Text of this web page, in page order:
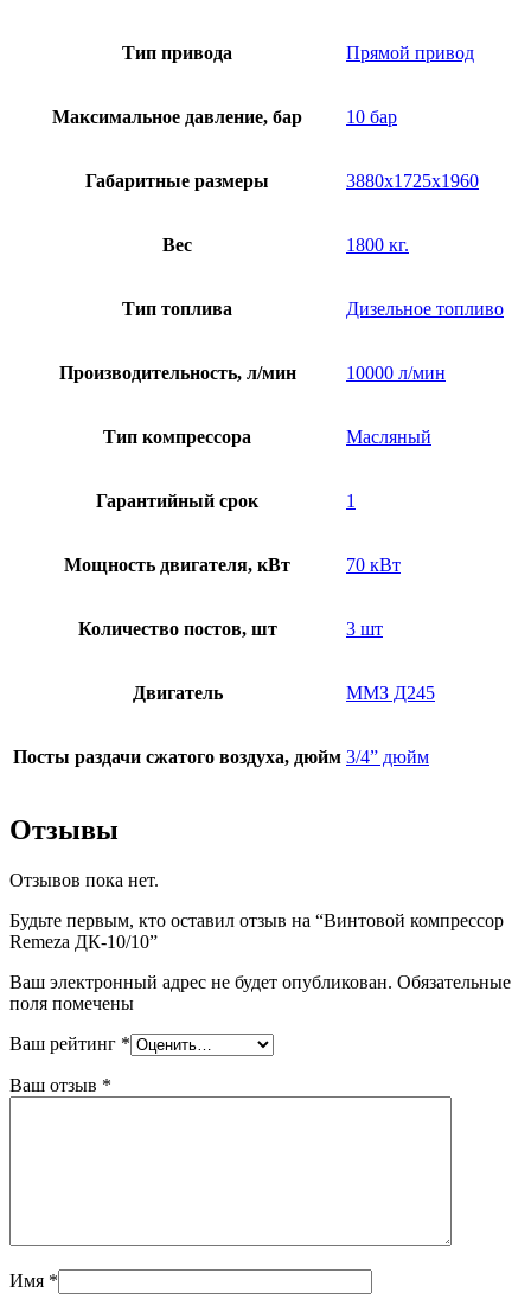
Тип привода Прямой привод
Максимальное давление, бар 10 бар
Габаритные размеры 3880х1725х1960
Вес 1800 кг.
Тип топлива Дизельное топливо
Производительность, л/мин 10000 л/мин
Тип компрессора Масляный
Гарантийный срок 1
Мощность двигателя, кВт 70 кВт
Количество постов, шт 3 шт
Двигатель ММЗ Д245
Посты раздачи сжатого воздуха, дюйм 3/4” дюйм
Отзывы
Отзывов пока нет.
Будьте первым, кто оставил отзыв на “Винтовой компрессор
Remeza ДК-10/10”
Ваш электронный адрес не будет опубликован. Обязательные
поля помечены
Ваш рейтинг *
Ваш отзыв *
Имя *